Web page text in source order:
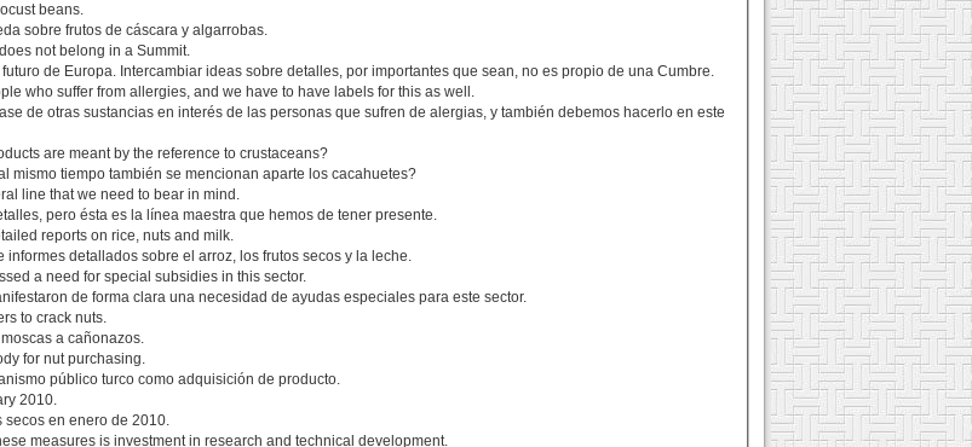
beans.
sobre frutos de cáscara y algarrobas.
not belong in a Summit.
de Europa. Intercambiar ideas sobre detalles, por importantes que sean, no es propio de una Cumbre.
who suffer from allergies, and we have to have labels for this as well.
de otras sustancias en interés de las personas que sufren de alergias, y también debemos hacerlo en este
are meant by the reference to crustaceans?
mismo tiempo también se mencionan aparte los cacahuetes?
line that we need to bear in mind.
pero ésta es la línea maestra que hemos de tener presente.
reports on rice, nuts and milk.
detallados sobre el arroz, los frutos secos y la leche.
a need for special subsidies in this sector.
de forma clara una necesidad de ayudas especiales para este sector.
to crack nuts.
a cañonazos.
for nut purchasing.
público turco como adquisición de producto.
2010.
secos en enero de 2010.
measures is investment in research and technical development.